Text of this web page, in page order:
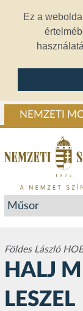
Ez a
NEMZETI
Földes László
HALJ
LESZEL